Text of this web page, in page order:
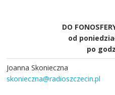
DO
od
po
Joanna Skonieczna
skonieczna@radioszczecin.pl